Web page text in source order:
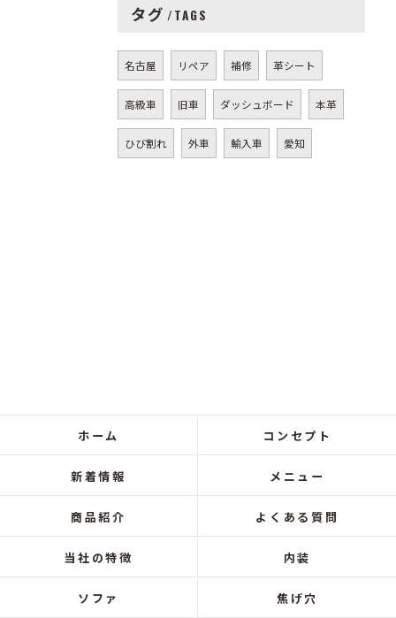
タグ TAGS
名古屋 リペア 補修 革シート
高級車 旧車 ダッシュボード 本革
ひび割れ 外車 輸入車 愛知
ホーム コンセプト
新着情報 メニュー
商品紹介 よくある質問
当社の特徴 内装
ソファ 焦げ穴